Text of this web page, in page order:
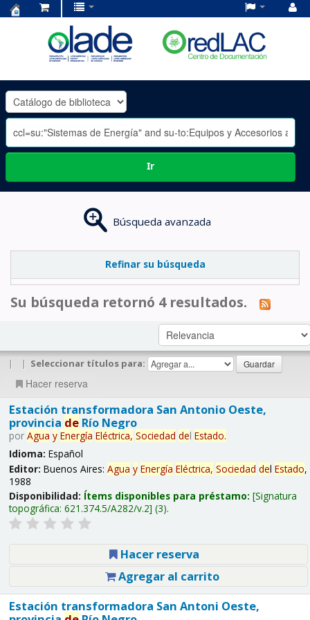
OLADE
-
Ir
Búsqueda avanzada
Refinar su búsqueda
Su búsqueda retornó 4 resultados.
| | Seleccionar títulos para:
Hacer reserva
Estación transformadora San Antonio Oeste,
provincia deRío Negro
por Agua y Energía Eléctrica, Sociedad del Estado.
Idioma: Español
Editor: Buenos Aires: Agua y Energía Eléctrica, Sociedad del Estado,
1988
Disponibilidad: Ítems disponibles para préstamo: Signatura
topográfica: 621.374.5/A282/v.2 (3).
Hacer reserva
Agregar al carrito
Estación transformadora San Antoni Oeste,